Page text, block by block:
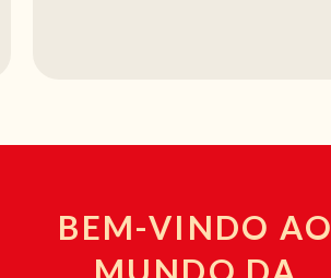
BEM-VINDO AO
MUNDO DA